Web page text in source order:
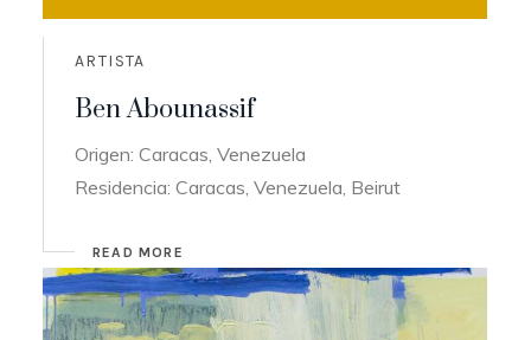
ARTISTA
Ben Abounassif
Origen: Caracas, Venezuela
Residencia: Caracas, Venezuela, Beirut
READ MORE